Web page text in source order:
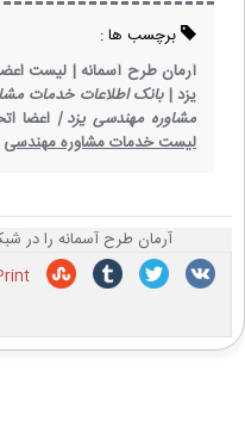
برچسب ها :
آرمان طرح آسمانه | لیست
یزد | بانک اطلاعات خدمات
مشاوره مهندسی یزد | اعضا
لیست خدمات مشاوره مهندسی
آرمان طرح آسمانه را در